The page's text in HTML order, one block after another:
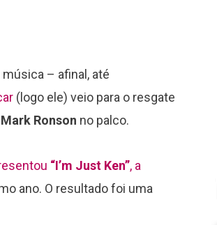
– afinal, até
(logo ele) veio para o resgate
Mark Ronson no palco.
“I’m Just Ken”, a
ano. O resultado foi uma